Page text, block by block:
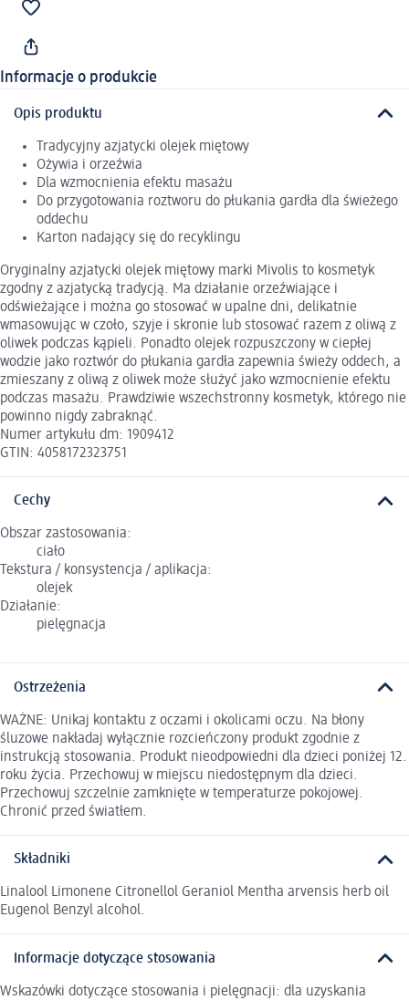
Informacje o produkcie
Opis produktu
Tradycyjny azjatycki olejek miętowy
Ożywia i orzeźwia
Dla wzmocnienia efektu masażu
Do przygotowania roztworu do płukania gardła dla świeżego
oddechu
Karton nadający się do recyklingu
Oryginalny azjatycki olejek miętowy marki Mivolis to kosmetyk
zgodny z azjatycką tradycją. Ma działanie orzeźwiające i
odświeżające i można go stosować w upalne dni, delikatnie
wmasowując w czoło, szyje i skronie lub stosować razem z oliwą z
oliwek podczas kąpieli. Ponadto olejek rozpuszczony w ciepłej
wodzie jako roztwór do płukania gardła zapewnia świeży oddech, a
zmieszany z oliwą z oliwek może służyć jako wzmocnienie efektu
podczas masażu. Prawdziwie wszechstronny kosmetyk, którego nie
powinno nigdy zabraknąć.
Numer artykułu dm: 1909412
GTIN: 4058172323751
Cechy
Obszar zastosowania:
ciało
Tekstura / konsystencja / aplikacja:
olejek
Działanie:
pielęgnacja
Ostrzeżenia
WAŻNE: Unikaj kontaktu z oczami i okolicami oczu. Na błony
śluzowe nakładaj wyłącznie rozcieńczony produkt zgodnie z
instrukcją stosowania. Produkt nieodpowiedni dla dzieci poniżej 12.
roku życia. Przechowuj w miejscu niedostępnym dla dzieci.
Przechowuj szczelnie zamknięte w temperaturze pokojowej.
Chronić przed światłem.
Składniki
Linalool Limonene Citronellol Geraniol Mentha arvensis herb oil
Eugenol Benzyl alcohol.
Informacje dotyczące stosowania
Wskazówki dotyczące stosowania i pielęgnacji: dla uzyskania